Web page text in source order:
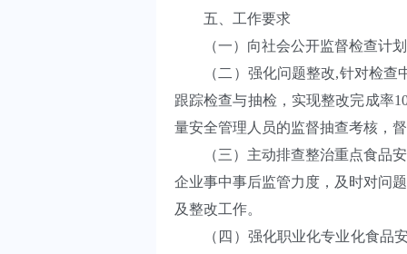
五、工作要求
（一）向社会公开监督检查计划,
（二）强化问题整改,针对检查中
跟踪检查与抽检，实现整改完成率
量安全管理人员的监督抽查考核，
（三）主动排查整治重点食品安
企业事中事后监管力度，及时对问
及整改工作。
（四）强化职业化专业化食品安